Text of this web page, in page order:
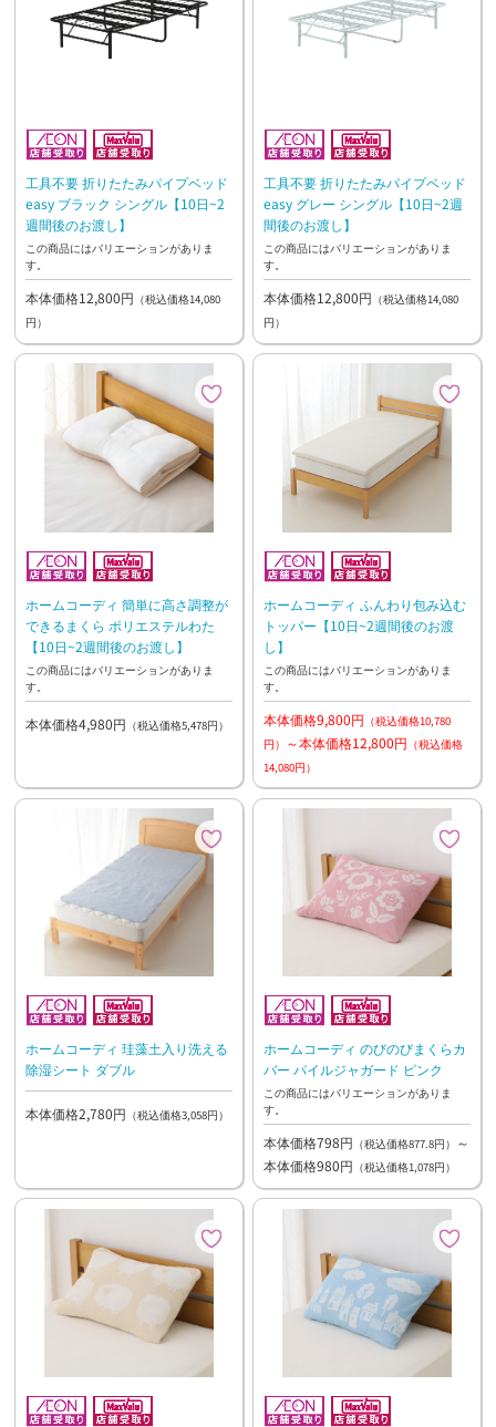
工具不要 折りたたみパイプベッド
easy ブラック シングル【10日~2
週間後のお渡し】
この商品にはバリエーションがありま
す。
本体価格12,800円 （税込価格14,080
円）
工具不要 折りたたみパイプベッド
easy グレー シングル【10日~2週
間後のお渡し】
この商品にはバリエーションがありま
す。
本体価格12,800円 （税込価格14,080
円）
ホームコーディ 簡単に高さ調整が
できるまくら ポリエステルわた
【10日~2週間後のお渡し】
この商品にはバリエーションがありま
す。
本体価格4,980円 （税込価格5,478円）
ホームコーディ ふんわり包み込む
トッパー【10日~2週間後のお渡
し】
この商品にはバリエーションがありま
す。
本体価格9,800円 （税込価格10,780
円） ～本体価格12,800円 （税込価格
14,080円）
ホームコーディ 珪藻土入り洗える
除湿シート ダブル
本体価格2,780円 （税込価格3,058円）
ホームコーディ のびのびまくらカ
バー パイルジャガード ピンク
この商品にはバリエーションがありま
す。
本体価格798円 （税込価格877.8円） ～
本体価格980円 （税込価格1,078円）